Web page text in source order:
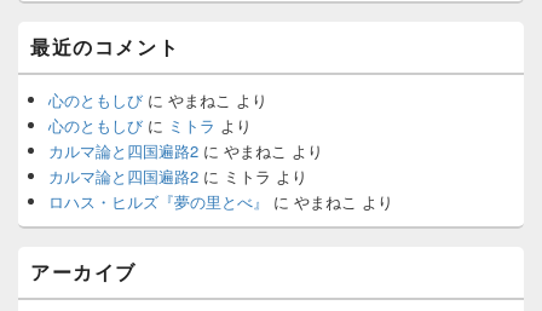
サ
ド
バ
ー
ウ
ジ
ェ
ッ
ト
リ
最近のコメント
心のともしび に やまねこ より
心のともしび に ミトラ より
カルマ論と四国遍路2 に やまねこ より
カルマ論と四国遍路2 に ミトラ より
ロハス・ヒルズ『夢の里とべ』
に やまねこ より
アーカイブ